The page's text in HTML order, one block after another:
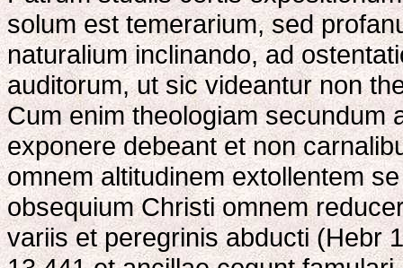
solum est temerarium, sed
naturalium inclinando, ad
auditorum, ut sic videantur non
Cum enim theologiam secundum
exponere debeant et non
omnem altitudinem extollentem
obsequium Christi omnem
variis et peregrinis abducti (Hebr